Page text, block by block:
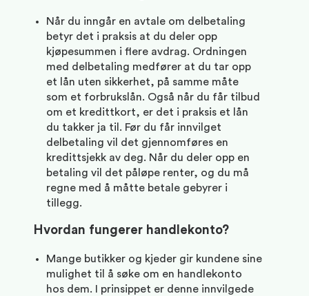
Når du inngår en avtale om delbetaling
betyr det i praksis at du deler opp
kjøpesummen i flere avdrag. Ordningen
med delbetaling medfører at du tar opp
et lån uten sikkerhet, på samme måte
som et forbrukslån. Også når du får tilbud
om et kredittkort, er det i praksis et lån
du takker ja til. Før du får innvilget
delbetaling vil det gjennomføres en
kredittsjekk av deg. Når du deler opp en
betaling vil det påløpe renter, og du må
regne med å måtte betale gebyrer i
tillegg.
Hvordan fungerer handlekonto?
Mange butikker og kjeder gir kundene sine
mulighet til å søke om en handlekonto
hos dem. I prinsippet er denne innvilgede